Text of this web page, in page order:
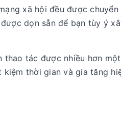
xã hội đều được chuyển
dọn sẵn để bạn tùy ý
thao tác được nhiều hơn
thời gian và gia tăng